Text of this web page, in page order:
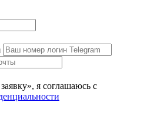
я соглашаюсь с